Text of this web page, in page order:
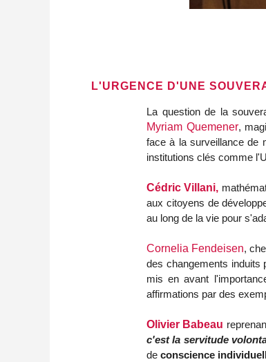
L'URGENCE D'UNE
La question de la
Myriam Quemener,
face à la surveillance de
institutions clés comme
Cédric Villani,
aux citoyens de
au long de la vie pour
Cornelia Fendeisen,
des changements induits
mis en avant
affirmations par des
Olivier Babeau
c'est la servitude
de conscience